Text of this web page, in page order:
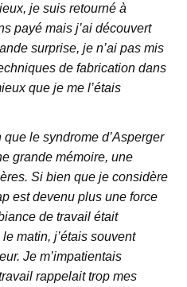
je suis retourné à
payé mais j’ai découvert
surprise, je n’ai pas mis
de fabrication dans
que je me l’étais
le syndrome d’Asperger
grande mémoire, une
Si bien que je considère
est devenu plus une force
de travail était
matin, j’étais souvent
Je m’impatientais
rappelait trop mes